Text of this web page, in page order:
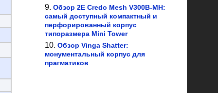
Обзор 2E Credo Mesh V300B-MH:
самый доступный компактный и
перфорированный корпус
типоразмера Mini Tower
Обзор Vinga Shatter:
монументальный корпус для
прагматиков